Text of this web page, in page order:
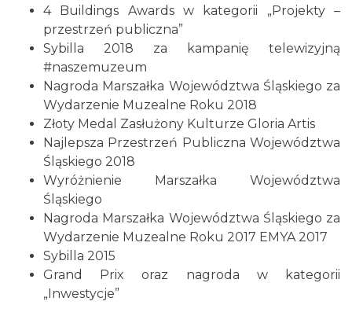
4 Buildings Awards w kategorii „Projekty –
przestrzeń publiczna”
Sybilla 2018 za kampanię telewizyjną
#naszemuzeum
Nagroda Marszałka Województwa Śląskiego za
Wydarzenie Muzealne Roku 2018
Złoty Medal Zasłużony Kulturze Gloria Artis
Najlepsza Przestrzeń Publiczna Województwa
Śląskiego 2018
Wyróżnienie Marszałka Województwa
Śląskiego
Nagroda Marszałka Województwa Śląskiego za
Wydarzenie Muzealne Roku 2017 EMYA 2017
Sybilla 2015
Grand Prix oraz nagroda w kategorii
„Inwestycje”